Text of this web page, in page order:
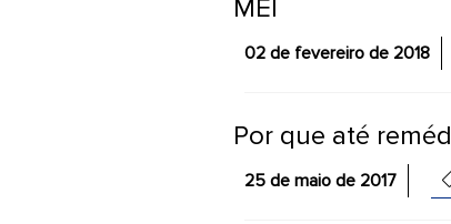
MEI
02 de fevereiro de 2018
Por que até
25 de maio de 2017